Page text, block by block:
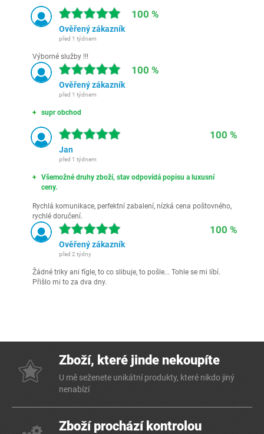
100 %
Ověřený zákazník
před 1 týdnem
Výborné služby !!!
100 %
Ověřený zákazník
před 1 týdnem
supr obchod
100 %
Jan
před 1 týdnem
Všemožné druhy zboží, stav odpovídá popisu a luxusní
ceny.
Rychlá komunikace, perfektní zabalení, nízká cena poštovného,
rychlé doručení.
100 %
Ověřený zákazník
před 2 týdny
Žádné triky ani fígle, to co slibuje, to pošle... Tohle se mi líbí.
Přišlo mi to za dva dny.
Zboží, které jinde nekoupíte
U mě seženete unikátní produkty, které nikdo jiný
nenabízí
Zboží prochází kontrolou